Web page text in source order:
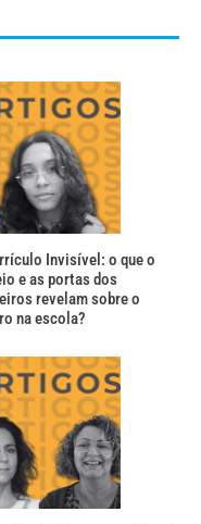
Invisível: o que o
e as portas dos
revelam sobre o
na escola?